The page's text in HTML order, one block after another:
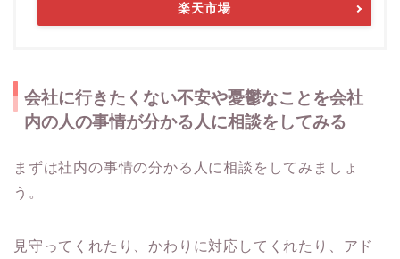
楽天市場
会社に行きたくない不安や憂鬱なことを会社
内の人の事情が分かる人に相談をしてみる
まずは社内の事情の分かる人に相談をしてみましょ
う。
見守ってくれたり、かわりに対応してくれたり、アド